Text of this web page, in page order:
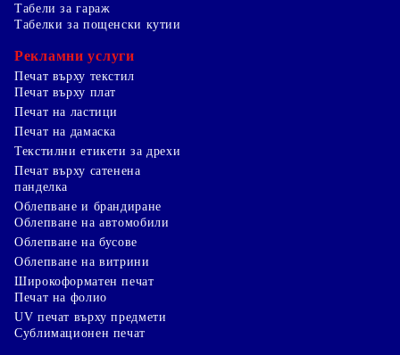
Табели за гараж
Табелки за пощенски кутии
Рекламни услуги
Печат върху текстил
Печат върху плат
Печат на ластици
Печат на дамаска
Текстилни етикети за дрехи
Печат върху сатенена
панделка
Облепване и брандиране
Облепване на автомобили
Облепване на бусове
Облепване на витрини
Широкоформатен печат
Печат на фолио
UV печат върху предмети
Сублимационен печат